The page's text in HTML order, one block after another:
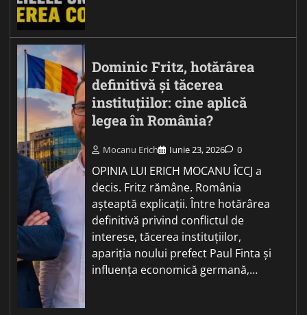
Dominic Fritz, hotărârea
definitivă și tăcerea
instituțiilor: cine aplică
legea în România?
Mocanu Erich Iunie 23, 2026 0
OPINIA LUI ERICH MOCANU ÎCCJ a
decis. Fritz rămâne. România
așteaptă explicații. Între hotărârea
definitivă privind conflictul de
interese, tăcerea instituțiilor,
apariția noului prefect Paul Finta și
influența economică germană,…